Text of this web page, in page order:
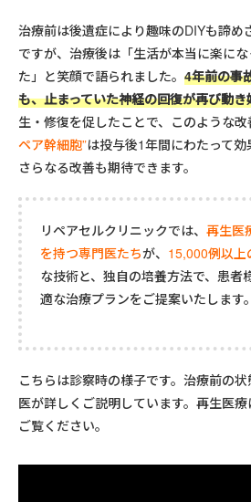
治療前は後遺症により趣味のDIYも諦め
ですが、治療後は「生活が本当に楽に
た」と笑顔で語られました。 4年前の事
も、止まっていた神経の回復が再び動き
生・修復を促したことで、このような改
ペア幹細胞”は投与後1年間にわたって効
さらなる改善も期待できます。
リペアセルクリニックでは、 再生医
を持つ専門医たちが、 15,000例以上
な技術と、独自の培養方法で、患者
適な治療プランをご提案いたします。
こちらは診察時の様子です。治療前の
医が詳しくご説明しています。再生医
ご覧ください。